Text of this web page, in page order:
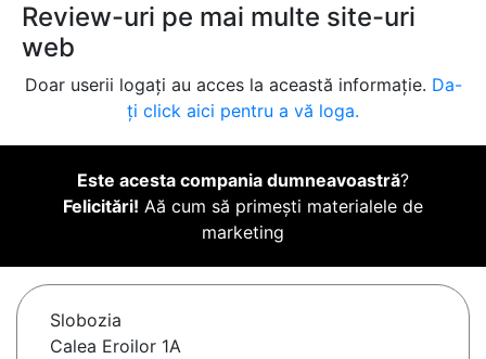
Review-uri pe mai multe site-uri
web
Doar userii logați au acces la această informație. Da-
ți click aici pentru a vă loga.
Este acesta compania dumneavoastră?
Felicitări! Aă cum să primești materialele de
marketing
Slobozia
Calea Eroilor 1A